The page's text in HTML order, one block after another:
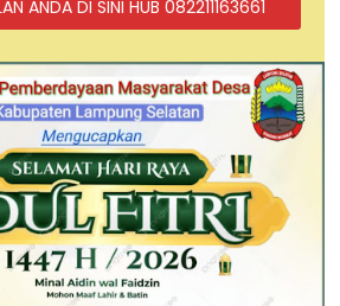
ANDA DI SINI HUB 082211163661